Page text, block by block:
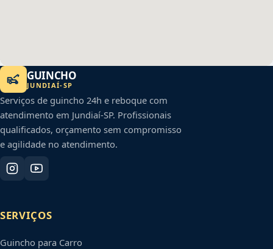
GUINCHO
JUNDIAÍ-SP
Serviços de guincho 24h e reboque com
atendimento em Jundiaí-SP. Profissionais
qualificados, orçamento sem compromisso
e agilidade no atendimento.
SERVIÇOS
Guincho para Carro